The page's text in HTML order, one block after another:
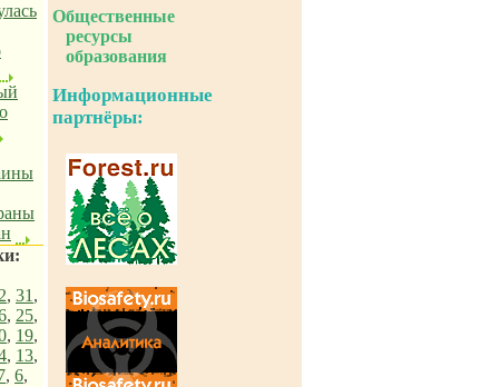
, 31 ,
, 25,
, 19,
, 13,
, 6,
Общественные
ресурсы
образования
Информационные
партнёры: